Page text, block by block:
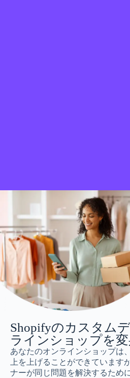
Shopifyのカスタム
ラインショップを
あなたのオンラインショップは
上を上げることができています
ナーが同じ問題を解決するため